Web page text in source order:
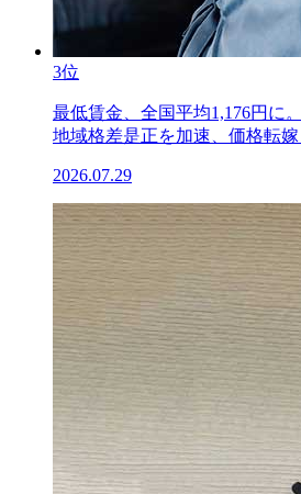
3位
最低賃金、全国平均1,176円に
地域格差是正を加速、価格転
2026.07.29